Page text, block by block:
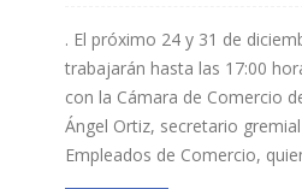
. El próximo 24 y 31 de
trabajarán hasta las 17:00
con la Cámara de Comercio
Ángel Ortiz, secretario
Empleados de Comercio,